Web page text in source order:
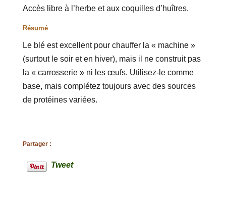
Accès libre à l’herbe et aux coquilles d’huîtres.
Résumé
Le blé est excellent pour chauffer la « machine »
(surtout le soir et en hiver), mais il ne construit pas
la « carrosserie » ni les œufs. Utilisez-le comme
base, mais complétez toujours avec des sources
de protéines variées.
Partager :
Tweet